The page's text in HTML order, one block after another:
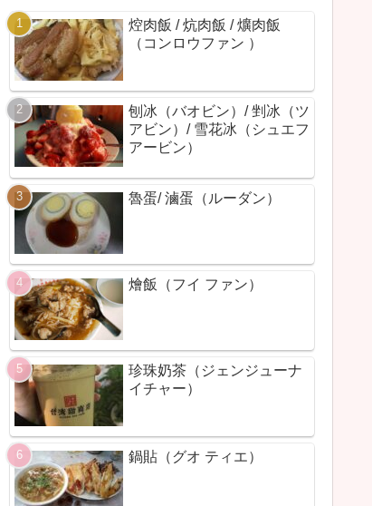
焢肉飯 / 炕肉飯 / 爌肉飯
（コンロウファン ）
刨冰（バオビン）/ 剉冰（ツ
アビン）/ 雪花冰（シュエフ
アービン）
魯蛋/ 滷蛋（ルーダン）
燴飯（フイ ファン）
珍珠奶茶（ジェンジューナ
イチャー）
鍋貼（グオ ティエ）